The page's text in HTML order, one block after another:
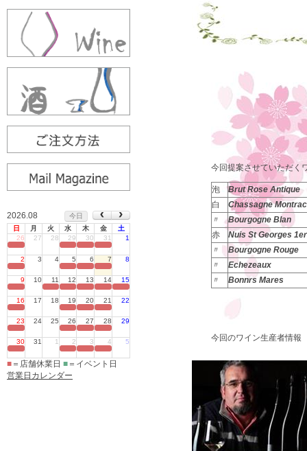
2026.08
今日
日
月 火 水 木 金
土
26
27 28 29 30 31 1
2 3 4 5 6 7 8
9 10 11 12 13 14 15
16 17 18 19 20 21 22
23 24 25 26 27 28 29
30 31 1 2 3 4 5
■ ＝店舗休業日 ■ ＝イベント日
営業日カレンダー
今回提案させていただく
泡
Brut Rose Antique
白
Chassagne
〃
BourgogneBlan
赤
Nuis St Georges
〃
BourgogneRouge
〃
Echezeaux
〃
Bonnrs Mares
今回のワイン生産者情報